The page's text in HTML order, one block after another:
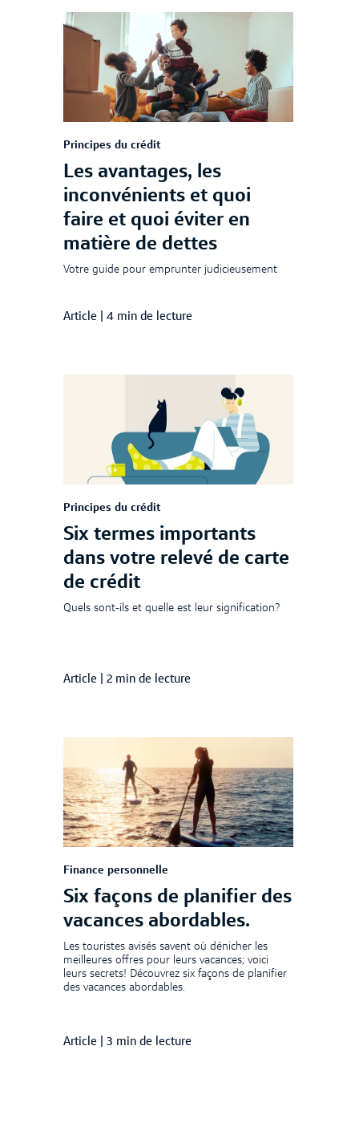
Principes du crédit
Les avantages, les
inconvénients et quoi
faire et quoi éviter en
matière de dettes
Votre guide pour emprunter judicieusement
Article 4 min de lecture
Principes du crédit
Six termes importants
dans votre relevé de carte
de crédit
Quels sont-ils et quelle est leur signification?
Article 2 min de lecture
Finance personnelle
Six façons de planifier des
vacances abordables.
Les touristes avisés savent où dénicher les
meilleures offres pour leurs vacances; voici
leurs secrets! Découvrez six façons de planifier
des vacances abordables.
Article 3 min de lecture